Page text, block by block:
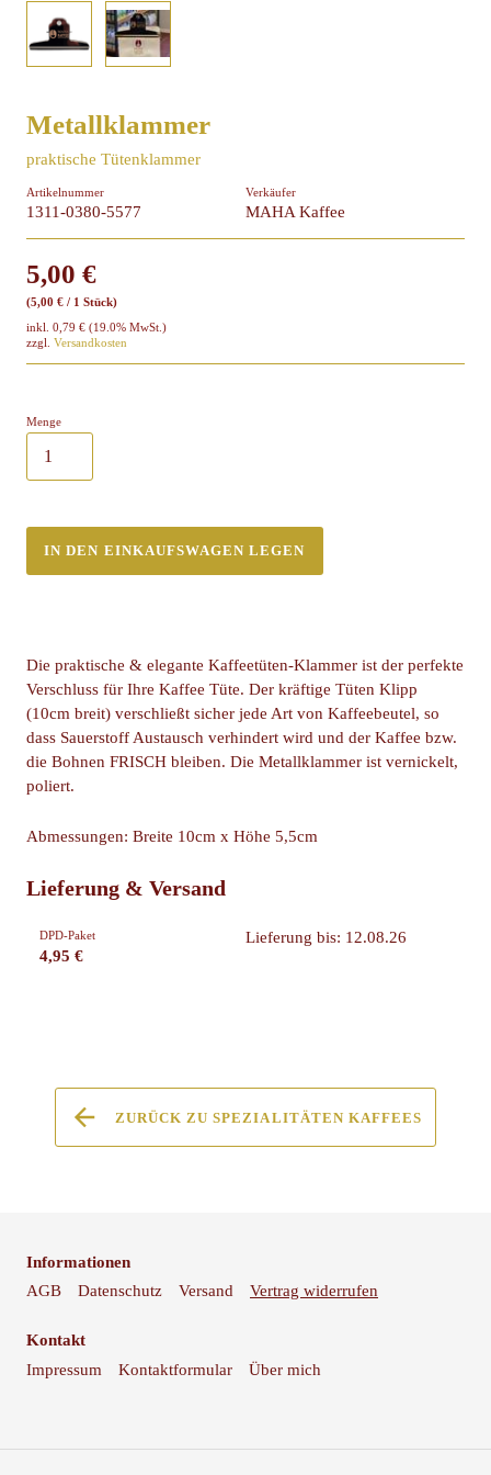
Metallklammer
praktische Tütenklammer
Artikelnummer
1311-0380-5577
Verkäufer
MAHA Kaffee
5,00 €
(5,00 € / 1 Stück)
inkl. 0,79 € (19.0% MwSt.)
zzgl. Versandkosten
Menge
IN DEN EINKAUFSWAGEN LEGEN
Die praktische & elegante Kaffeetüten-Klammer ist der perfekte
Verschluss für Ihre Kaffee Tüte. Der kräftige Tüten Klipp
(10cm breit) verschließt sicher jede Art von Kaffeebeutel, so
dass Sauerstoff Austausch verhindert wird und der Kaffee bzw.
die Bohnen FRISCH bleiben. Die Metallklammer ist vernickelt,
poliert.
Abmessungen: Breite 10cm x Höhe 5,5cm
Lieferung & Versand
DPD-Paket
4,95 €
Lieferung bis: 12.08.26
ZURÜCK ZU SPEZIALITÄTEN KAFFEES
Informationen
AGB
Datenschutz Versand Vertrag widerrufen
Kontakt
Impressum
Kontaktformular Über mich